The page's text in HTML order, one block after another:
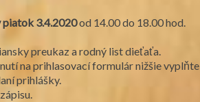
piatok 3.4.2020od 14.00 do 18.00 hod.
preukaz a rodný list dieťaťa.
na prihlasovací formulár nižšie
prihlášky.